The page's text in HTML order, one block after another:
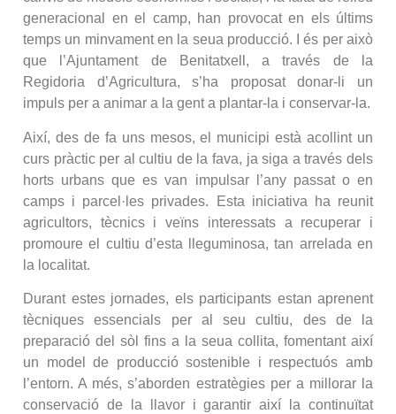
generacional en el camp, han provocat en els últims
temps un minvament en la seua producció. I és per això
que l’Ajuntament de Benitatxell, a través de la
Regidoria d’Agricultura, s’ha proposat donar-li un
impuls per a animar a la gent a plantar-la i conservar-la.
Així, des de fa uns mesos, el municipi està acollint un
curs pràctic per al cultiu de la fava, ja siga a través dels
horts urbans que es van impulsar l’any passat o en
camps i parcel·les privades. Esta iniciativa ha reunit
agricultors, tècnics i veïns interessats a recuperar i
promoure el cultiu d’esta lleguminosa, tan arrelada en
la localitat.
Durant estes jornades, els participants estan aprenent
tècniques essencials per al seu cultiu, des de la
preparació del sòl fins a la seua collita, fomentant així
un model de producció sostenible i respectuós amb
l’entorn. A més, s’aborden estratègies per a millorar la
conservació de la llavor i garantir així la continuïtat